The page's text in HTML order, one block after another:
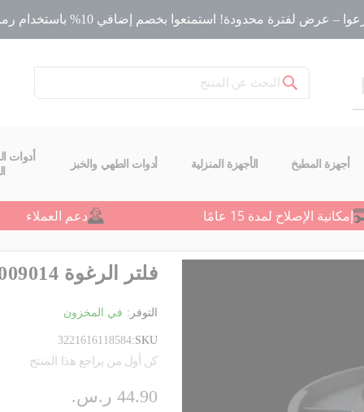
– عرض لفترة محدودة! استمتعوا بخصم إضافي 10% باستخدام رمز الخصم
بحث
أجهزة المطبخ الأجهزة المنزلية أدوات الطهي والخبز
أدوات
إمكانية الإصلاح لمدة 15 عامًا دعم العملاء
فلتر الرغوة ZR009014
التوفر: في المخزون
SKU
3221616118584
كن أول من يراجع هذا المنتج
44.90 ر.س.‏